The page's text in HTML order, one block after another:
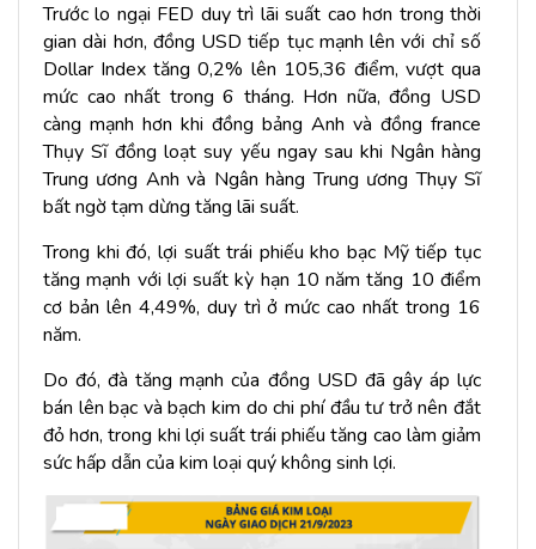
Trước lo ngại FED duy trì lãi suất cao hơn trong thời
gian dài hơn, đồng USD tiếp tục mạnh lên với chỉ số
Dollar Index tăng 0,2% lên 105,36 điểm, vượt qua
mức cao nhất trong 6 tháng. Hơn nữa, đồng USD
càng mạnh hơn khi đồng bảng Anh và đồng france
Thụy Sĩ đồng loạt suy yếu ngay sau khi Ngân hàng
Trung ương Anh và Ngân hàng Trung ương Thụy Sĩ
bất ngờ tạm dừng tăng lãi suất.
Trong khi đó, lợi suất trái phiếu kho bạc Mỹ tiếp tục
tăng mạnh với lợi suất kỳ hạn 10 năm tăng 10 điểm
cơ bản lên 4,49%, duy trì ở mức cao nhất trong 16
năm.
Do đó, đà tăng mạnh của đồng USD đã gây áp lực
bán lên bạc và bạch kim do chi phí đầu tư trở nên đắt
đỏ hơn, trong khi lợi suất trái phiếu tăng cao làm giảm
sức hấp dẫn của kim loại quý không sinh lợi.